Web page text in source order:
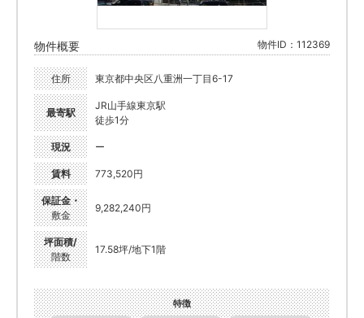
物件概要 物件ID：112369
住所 東京都中央区八重洲一丁目6-17
最寄駅
JR山手線東京駅
徒歩1分
現況 ー
賃料 773,520円
保証金・
敷金
9,282,240円
坪面積/
階数
17.58坪/地下1階
特徴